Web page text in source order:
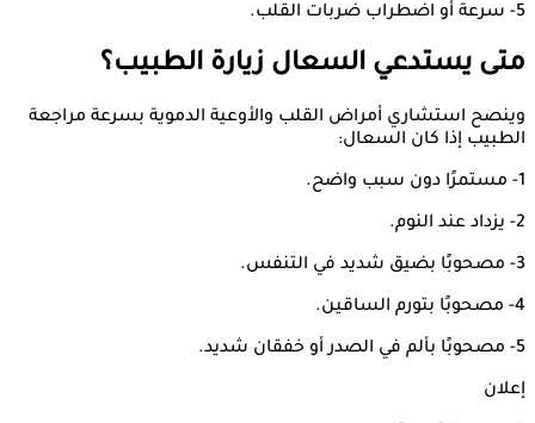
5- سرعة أو اضطراب ضربات القلب.
متى يستدعي السعال زيارة الطبيب؟
وينصح استشاري أمراض القلب والأوعية الدموية بسرعة مراجعة
الطبيب إذا كان السعال:
1- مستمرًا دون سبب واضح.
2- يزداد عند النوم.
3- مصحوبًا بضيق شديد في التنفس.
4- مصحوبًا بتورم الساقين.
5- مصحوبًا بألم في الصدر أو خفقان شديد.
إعلان